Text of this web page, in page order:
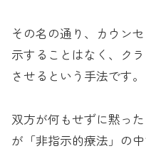
その名の通り、カウン
示することはなく、ク
させるという手法です。
双方が何もせずに黙っ
が「非指示的療法」の